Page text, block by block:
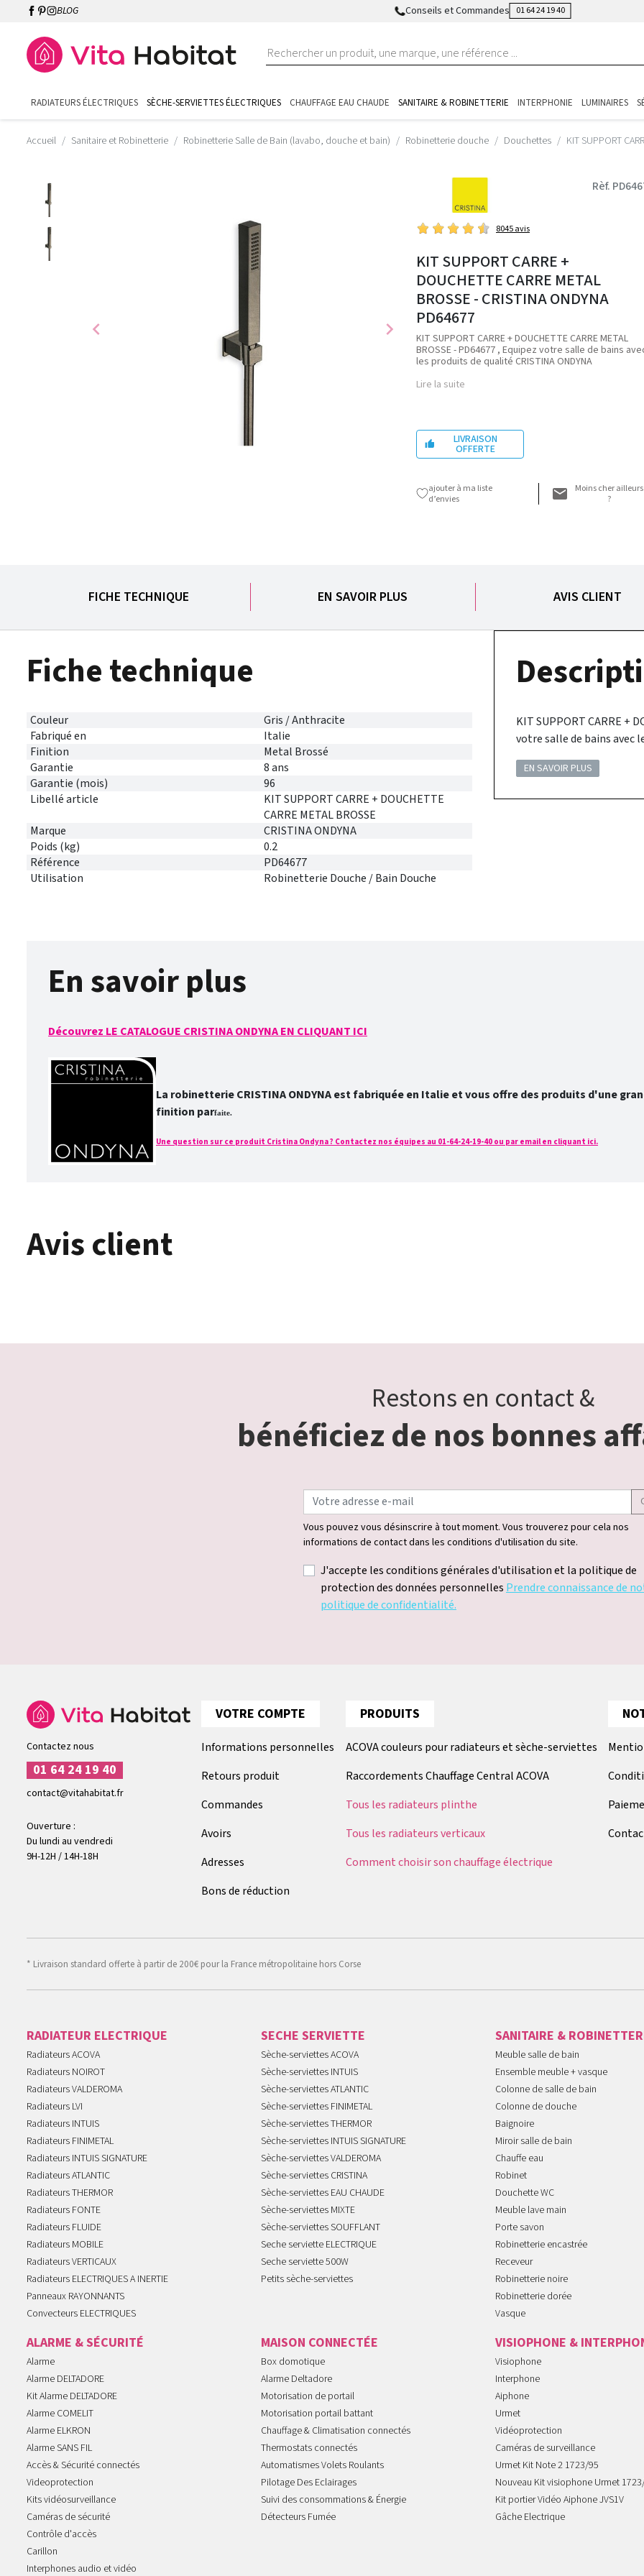
BLOG Conseils et Commandes 01 64 24 19 40
RADIATEURS ÉLECTRIQUES SÈCHE-SERVIETTES ÉLECTRIQUES CHAUFFAGE EAU CHAUDE SANITAIRE & ROBINETTERIE INTERPHONIE LUMINAIRES
Accueil Sanitaire et Robinetterie Robinetterie Salle de Bain (lavabo, douche et bain) Robinetterie douche Douchettes KIT SUPPORT
chevron_left chevron_right
Rèf.
8045 avis
KIT SUPPORT CARRE +
DOUCHETTE CARRE METAL
BROSSE - CRISTINA ONDYNA
PD64677
KIT SUPPORT CARRE + DOUCHETTE CARRE METAL
BROSSE - PD64677 , Equipez votre salle de bains
les produits de qualité CRISTINA ONDYNA
Lire la suite
 LIVRAISON
OFFERTE
ajouter à ma liste
d’envies
Moins cher ailleurs
?
FICHE TECHNIQUE EN SAVOIR PLUS AVIS CLIENT
Fiche technique
Couleur
Gris / Anthracite
Fabriqué en
Italie
Finition
Metal Brossé
Garantie
8 ans
Garantie (mois)
96
Libellé article
KIT SUPPORT CARRE + DOUCHETTE
CARRE METAL BROSSE
Marque
CRISTINA ONDYNA
Poids (kg)
0.2
Référence
PD64677
Utilisation
Robinetterie Douche / Bain Douche
KIT SUPPORT CARRE +
votre salle de bains avec
EN SAVOIR PLUS
En savoir plus
Découvrez LE CATALOGUE CRISTINA ONDYNA EN CLIQUANT ICI
La robinetterie CRISTINA ONDYNA est fabriquée en Italie et vous offre des produits d'une
finition parfaite.
Une question sur ce produit Cristina Ondyna ? Contactez nos équipes au 01-64-24-19-40 ou par email en cliquant ici.
Avis client
Restons en contact &
bénéficiez de nos bonnes
Vous pouvez vous désinscrire à tout moment. Vous trouverez pour cela nos
informations de contact dans les conditions d'utilisation du site.
J'accepte les conditions générales d'utilisation et la politique de
protection des données personnelles Prendre connaissance de
politique de confidentialité.
Contactez nous
01 64 24 19 40
contact@vitahabitat.fr
Ouverture :
Du lundi au vendredi
9H-12H / 14H-18H
VOTRE COMPTE
Informations personnelles
Retours produit
Commandes
Avoirs
Adresses
Bons de réduction
PRODUITS
ACOVA couleurs pour radiateurs et sèche-serviettes
Raccordements Chauffage Central ACOVA
Tous les radiateurs plinthe
Tous les radiateurs verticaux
Comment choisir son chauffage électrique
* Livraison standard offerte à partir de 200€ pour la France métropolitaine hors Corse
RADIATEUR ELECTRIQUE
Radiateurs ACOVA
Radiateurs NOIROT
Radiateurs VALDEROMA
Radiateurs LVI
Radiateurs INTUIS
Radiateurs FINIMETAL
Radiateurs INTUIS SIGNATURE
Radiateurs ATLANTIC
Radiateurs THERMOR
Radiateurs FONTE
Radiateurs FLUIDE
Radiateurs MOBILE
Radiateurs VERTICAUX
Radiateurs ELECTRIQUES A INERTIE
Panneaux RAYONNANTS
Convecteurs ELECTRIQUES
SECHE SERVIETTE
Sèche-serviettes ACOVA
Sèche-serviettes INTUIS
Sèche-serviettes ATLANTIC
Sèche-serviettes FINIMETAL
Sèche-serviettes THERMOR
Sèche-serviettes INTUIS SIGNATURE
Sèche-serviettes VALDEROMA
Sèche-serviettes CRISTINA
Sèche-serviettes EAU CHAUDE
Sèche-serviettes MIXTE
Sèche-serviettes SOUFFLANT
Seche serviette ELECTRIQUE
Seche serviette 500W
Petits sèche-serviettes
SANITAIRE &
Meuble salle de bain
Ensemble meuble + vasque
Colonne de salle de bain
Colonne de douche
Baignoire
Miroir salle de bain
Chauffe eau
Robinet
Douchette WC
Meuble lave main
Porte savon
Robinetterie encastrée
Receveur
Robinetterie noire
Robinetterie dorée
Vasque
ALARME & SÉCURITÉ
Alarme
Alarme DELTADORE
Kit Alarme DELTADORE
Alarme COMELIT
Alarme ELKRON
Alarme SANS FIL
Accès & Sécurité connectés
Videoprotection
Kits vidéosurveillance
Caméras de sécurité
Contrôle d'accès
Carillon
Interphones audio et vidéo
MAISON CONNECTÉE
Box domotique
Alarme Deltadore
Motorisation de portail
Motorisation portail battant
Chauffage & Climatisation connectés
Thermostats connectés
Automatismes Volets Roulants
Pilotage Des Eclairages
Suivi des consommations & Énergie
Détecteurs Fumée
VISIOPHONE &
Visiophone
Interphone
Aiphone
Urmet
Vidéoprotection
Caméras de surveillance
Urmet Kit Note 2 1723/95
Nouveau Kit visiophone Urmet
Kit portier Vidéo Aiphone JVS1V
Gâche Electrique